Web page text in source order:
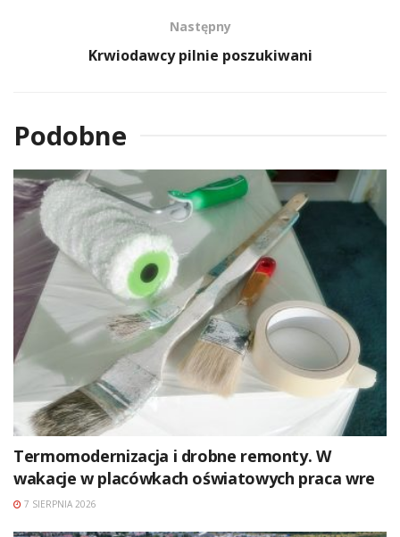
Następny
Krwiodawcy pilnie poszukiwani
Podobne
Termomodernizacja i drobne remonty. W
wakacje w placówkach oświatowych praca wre
7 SIERPNIA 2026